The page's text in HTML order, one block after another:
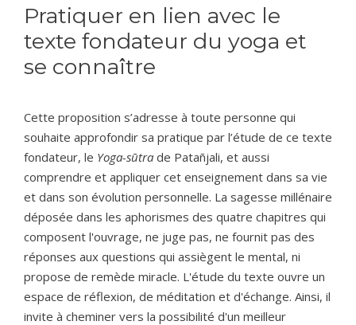
Pratiquer en lien avec le
texte fondateur du yoga et
se connaître
Cette proposition s’adresse à toute personne qui
souhaite approfondir sa pratique par l’étude de ce texte
fondateur, le Yoga-sūtra de Patañjali, et aussi
comprendre et appliquer cet enseignement dans sa vie
et dans son évolution personnelle. La sagesse millénaire
déposée dans les aphorismes des quatre chapitres qui
composent l'ouvrage, ne juge pas, ne fournit pas des
réponses aux questions qui assiègent le mental, ni
propose de remède miracle. L'étude du texte ouvre un
espace de réflexion, de méditation et d'échange. Ainsi, il
invite à cheminer vers la possibilité d'un meilleur